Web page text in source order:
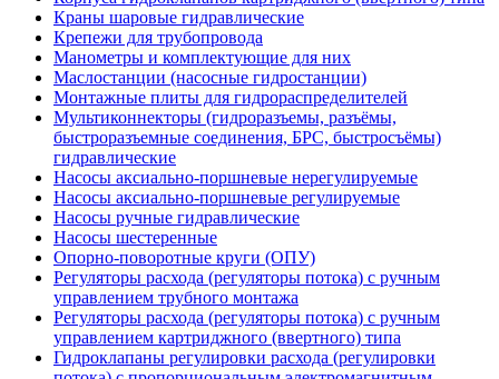
Краны шаровые гидравлические
Крепежи для трубопровода
Манометры и комплектующие для них
Маслостанции (насосные гидростанции)
Монтажные плиты для гидрораспределителей
Мультиконнекторы (гидроразъемы, разъёмы,
быстроразъемные соединения, БРС, быстросъёмы)
гидравлические
Насосы аксиально-поршневые нерегулируемые
Насосы аксиально-поршневые регулируемые
Насосы ручные гидравлические
Насосы шестеренные
Опорно-поворотные круги (ОПУ)
Регуляторы расхода (регуляторы потока) с ручным
управлением трубного монтажа
Регуляторы расхода (регуляторы потока) с ручным
управлением картриджного (ввертного) типа
Гидроклапаны регулировки расхода (регулировки